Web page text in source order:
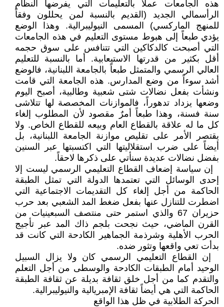
هذه الجامعات عملاً بالتعليمات التي يفرضها النظام
الرأسمالي الجديد (القديم بالنسبة لمن يحللون وفقاً
للمنهج الماركسي) المسمى النيوليبرالية. وهذا الوضع
يؤدي طبعاً إلى هبوط مستوى التعليم في هذه الجامعات
التي أصبحت كالدكاكين التي تتنافس على سوق حجمه
أقل بكثير من قدرتها الاستيعابية. أما بالنسبة للتعليم
العالي الرسمي والمتمثل طبعاً بالجامعة اللبنانية، فالوضع
أشد سوءاً من وضع المدارس. هذه الجامعة التي قامت
ونشأت بفعل نضالات شتى شعبية وطالبية، أصبح اليوم
وضعها يزداد تدهوراً، فالموازنات المخصصة لها تتلاشى
سنة فسنة، وهذا طبعاً أمرٌ مقصود لأن المطلوب إلغاء
كل ما له علاقة بالقطاع العام وبيعه للقطاع الخاص. ولا
يقتصر الأمر على تقليص موازنة الجامعة اللبنانية، بل
أيضاً على ضرب استقلاليتها التي اكتسبتها عبر السنين
بفضل نضالات عديدة سنأتي على ذكرها لاحقاً.
إن سياسة إضعاف القطاع التعليمي الرسمي ليست إلا
إحدى الوسائل التي تعتمدها الدولة التي تمثل الطبقة
الحاكمة من أجل إلغاء كل التقديمات الاجتماعية التي
اضطرت للتنازل عنها بفعل ضغط المد الشعبي بعد حرب
حزيران 67 والذي استمر حتى منتصف السبعينيات من
القرن الماضي، حيث نجحت بلجم ذاك المد عبر تأجيج
الحرب الأهلية وشرذمة الجماهير الكادحة التي كانت قد
بدأت تعي واقعها وتثور ضده.
إن القطاع التعليمي الرسمي كان ولا يزال السبيل
الوحيد أمام الطبقات الكادحة والوسطى من أجل التعلم
والتقدم كما من أجل خلق ثقافة بديلة عن ثقافة الطبقة
الحاكمة التي هي أيضاً ثقافة الإمبريالية والنيوليبرالية.
الحركة الطلابية في ظل هذا الواقع